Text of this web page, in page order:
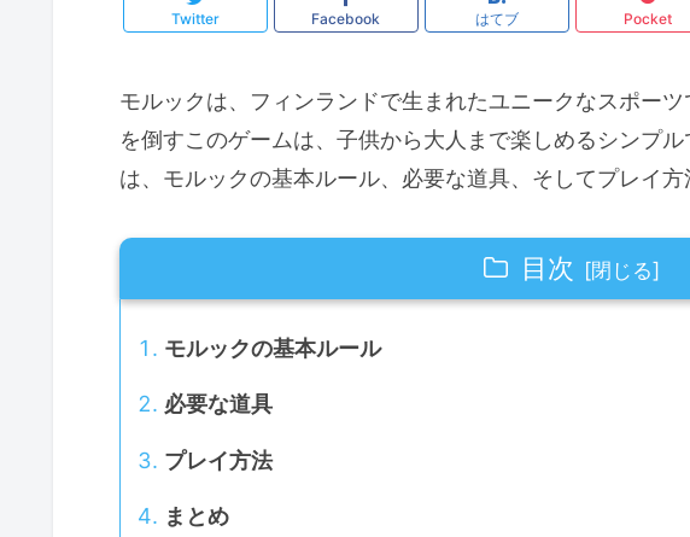
Twitter Facebook はてブ Pocket
モルックは、フィンランドで生まれたユニークなスポー
を倒すこのゲームは、子供から大人まで楽しめるシンプ
は、モルックの基本ルール、必要な道具、そしてプレイ方
目次
モルックの基本ルール
必要な道具
プレイ方法
まとめ